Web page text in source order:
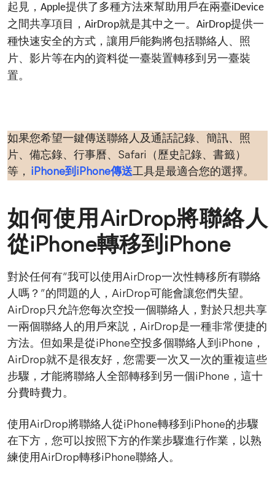
起見， Apple提供了多種方法來幫助用戶在兩臺iDevice
之間共享項目， AirDrop就是其中之一。 AirDrop提供一
種快速安全的方式，讓用戶能夠將包括聯絡人、照
片、影片等在内的資料從一臺裝置轉移到另一臺裝
置。
如果您希望一鍵傳送聯絡人及通話記錄、簡訊、照
片、備忘錄、行事曆、Safari（歷史記錄、書籤）
等， iPhone到iPhone傳送工具是最適合您的選擇。
如何使用AirDrop將聯絡人
從iPhone轉移到iPhone
對於任何有“我可以使用AirDrop一次性轉移所有聯絡
人嗎？”的問題的人，AirDrop可能會讓您們失望。
AirDrop只允許您每次空投一個聯絡人，對於只想共享
一兩個聯絡人的用戶來説，AirDrop是一種非常便捷的
方法。但如果是從iPhone空投多個聯絡人到iPhone，
AirDrop就不是很友好，您需要一次又一次的重複這些
步驟，才能將聯絡人全部轉移到另一個iPhone，這十
分費時費力。
使用AirDrop將聯絡人從iPhone轉移到iPhone的步驟
在下方，您可以按照下方的作業步驟進行作業，以熟
練使用AirDrop轉移iPhone聯絡人。